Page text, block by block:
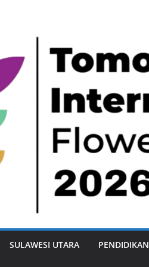
SULAWESI UTARA PENDIDIKAN